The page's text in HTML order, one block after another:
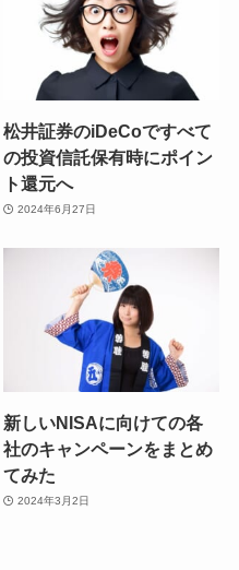
松井証券のiDeCoですべて
の投資信託保有時にポイン
ト還元へ
2024年6月27日
新しいNISAに向けての各
社のキャンペーンをまとめ
てみた
2024年3月2日